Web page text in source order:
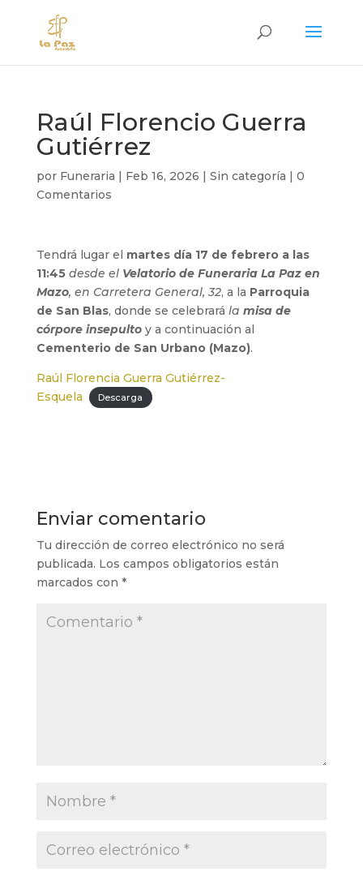
Raúl Florencio Guerra
Gutiérrez
por Funeraria | Feb 16, 2026 | Sin categoría | 0
Comentarios
Tendrá lugar el martes día 17 de febrero a las
11:45 desde el Velatorio de Funeraria La Paz en
Mazo, en Carretera General, 32, a la Parroquia
de San Blas, donde se celebrará la misa de
córpore insepultoy a continuación al
Cementerio de San Urbano (Mazo).
Raúl Florencia Guerra Gutiérrez-
Esquela
Descarga
Enviar comentario
Tu dirección de correo electrónico no será
publicada. Los campos obligatorios están
marcados con *